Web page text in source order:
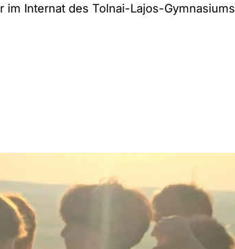
Internat des Tolnai-Lajos-Gymnasiums